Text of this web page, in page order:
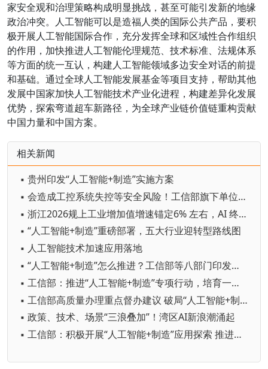
家安全观和治理策略构成明显挑战，甚至可能引发新的地缘
政治冲突。人工智能可以是造福人类的国际公共产品，要积
极开展人工智能国际合作，充分发挥全球和区域性合作组织
的作用，加快推进人工智能伦理规范、技术标准、法规体系
等方面的统一互认，构建人工智能领域多边安全对话的前提
和基础。通过全球人工智能发展基金等项目支持，帮助其他
发展中国家加快人工智能技术产业化进程，构建差异化发展
优势，探索弯道超车新路径，为全球产业链价值链重构贡献
中国力量和中国方案。
相关新闻
▪ 贵州印发“人工智能+制造”实施方案
▪ 会造成工控系统失控等安全风险！工信部旗下单位发布工业领域OpenClaw应用风险通报
▪ 浙江2026规上工业增加值增速锚定6% 左右，AI 终端提速
▪ “人工智能+制造”重磅部署，五大行业迎转型路线图
▪ 人工智能技术加速应用落地
▪ “人工智能+制造”怎么推进？工信部等八部门印发专项行动实施意见
▪ 工信部：推进“人工智能+制造”专项行动，培育一批重点行业智能体、智能原生企业
▪ 工信部高质量办理重点督办建议 破局“人工智能+制造” 一批建议办理见成效
▪ 政策、技术、场景“三浪叠加”！湾区AI新浪潮涌起
▪ 工信部：积极开展“人工智能+制造”应用探索 推进工业机器人等智能制造装备规模化部署